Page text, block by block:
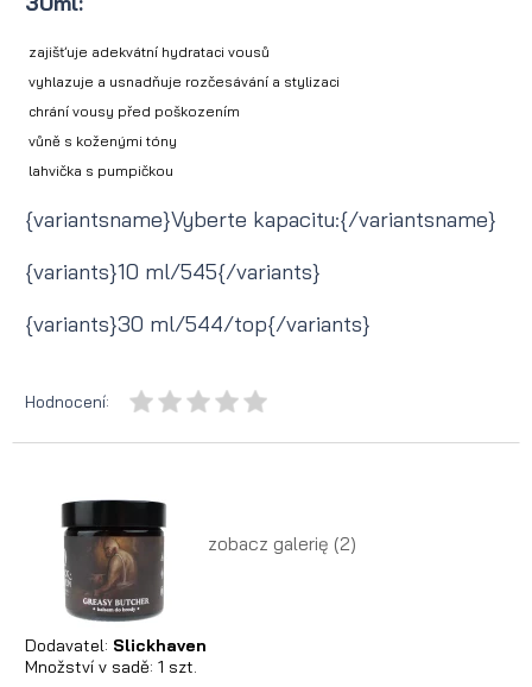
zajišťuje adekvátní hydrataci vousů
vyhlazuje a usnadňuje rozčesávání a stylizaci
chrání vousy před poškozením
vůně s koženými tóny
lahvička s pumpičkou
{variantsname}Vyberte kapacitu:{/variantsname}
{variants}10 ml/545{/variants}
{variants}30 ml/544/top{/variants}
Hodnocení:
zobacz galerię (2)
Dodavatel: Slickhaven
Množství v sadě: 1 szt.